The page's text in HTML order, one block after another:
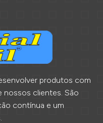
produtos com
nossos clientes. São
contínua e um